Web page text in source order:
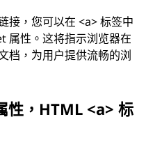
接，您可以在 <a> 标签中
属性。这将指示浏览器在
档，为用户提供流畅的浏
性，HTML <a> 标